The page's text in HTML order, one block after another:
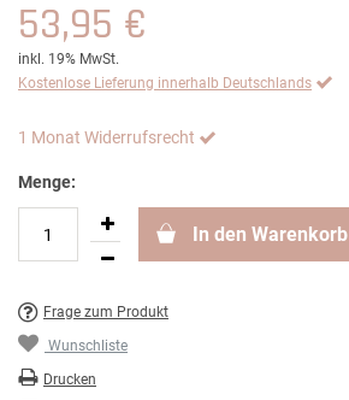
53,95 €
inkl. 19% MwSt.
Kostenlose Lieferung innerhalb Deutschlands
1 Monat Widerrufsrecht
Menge:
In den Warenkorb
Frage zum Produkt
Wunschliste
Drucken